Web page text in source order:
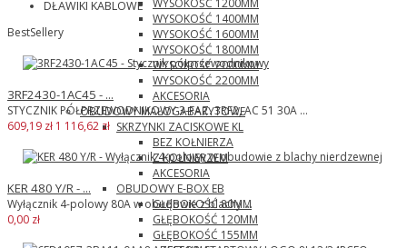
WYSOKOŚĆ 1200MM
WYSOKOŚĆ 1400MM
WYSOKOŚĆ 1600MM
WYSOKOŚĆ 1800MM
WYSOKOŚĆ 2000MM
WYSOKOŚĆ 2200MM
AKCESORIA
OBUDOWY MAŁOGABARYTOWE
SKRZYNKI ZACISKOWE KL
BEZ KOŁNIERZA
Z KOŁNIERZEM
AKCESORIA
OBUDOWY E-BOX EB
GŁĘBOKOŚĆ 80MM
GŁĘBOKOŚĆ 120MM
GŁĘBOKOŚĆ 155MM
DŁAWIKI KABLOWE
BestSellery
3RF2430-1AC45 - ...
STYCZNIK PÓŁPRZEWODNIKOWY 3-FAZ. 3RF2, AC 51 30A ...
609,19 zł 1 116,62 zł
KER 480 Y/R - ...
Wyłącznik 4-polowy 80A w obudowie z blachy ...
0,00 zł